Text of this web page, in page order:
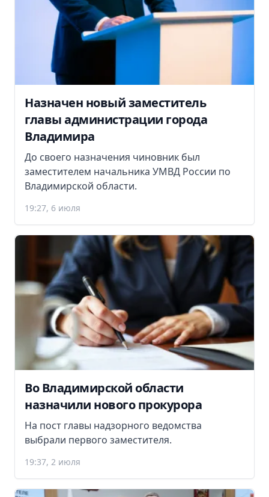
Назначен новый заместитель
главы администрации города
Владимира
До своего назначения чиновник был
заместителем начальника УМВД России по
Владимирской области.
19:27, 6 июля
Во Владимирской области
назначили нового прокурора
На пост главы надзорного ведомства
выбрали первого заместителя.
19:37, 2 июля